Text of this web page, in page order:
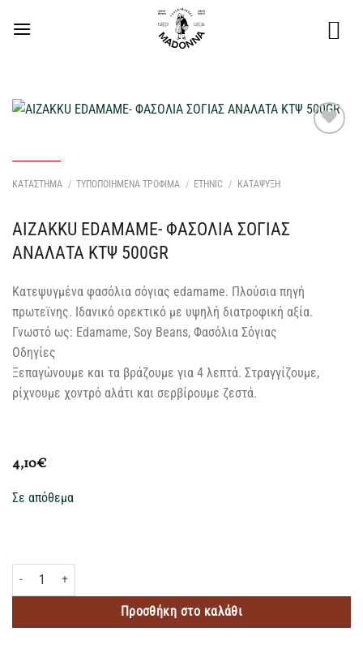
στο
ΚΑΤΑΣΤΗΜΑ / ΤΥΠΟΠΟΙΗΜΕΝΑ ΤΡΟΦΙΜΑ / ETHNIC / ΚΑΤΑΨΥΞΗ
AIZAKKU EDAMAME- ΦΑΣΟΛΙΑ ΣΟΓΙΑΣ
ΑΝΑΛΑΤΑ ΚΤΨ 500GR
Κατεψυγμένα φασόλια σόγιας edamame. Πλούσια πηγή
πρωτεϊνης. Ιδανικό ορεκτικό με υψηλή διατροφική αξία.
Γνωστό ως: Edamame, Soy Beans, Φασόλια Σόγιας
Οδηγίες
Ξεπαγώνουμε και τα βράζουμε για 4 λεπτά. Στραγγίζουμε,
ρίχνουμε χοντρό αλάτι και σερβίρουμε ζεστά.
4,10€
Σε απόθεμα
AIZAKKU EDAMAME- ΦΑΣΟΛΙΑ ΣΟΓΙΑΣ ΑΝΑΛΑΤΑ ΚΤΨ 500GR ποσότητα
Προσθήκη στο καλάθι